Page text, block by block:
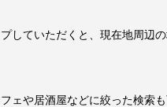
していただくと、現在地周辺
ェや居酒屋などに絞った検索